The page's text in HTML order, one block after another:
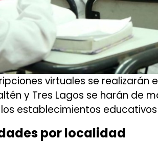
virtuales se realizarán
y Tres Lagos se harán de
los establecimientos
por localidad